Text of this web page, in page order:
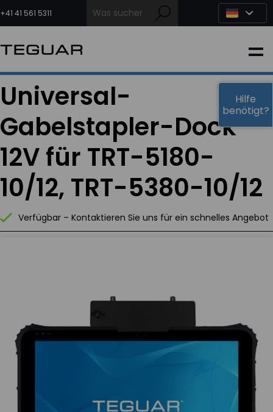
Inhalt
springen
+41 41 561 5311
INDUSTRIE
EDGE-KI
MEDIZIN
OEM LÖSUNGEN
Universal-
Gabelstapler-Dock
12V für TRT-5180-
10/12, TRT-5380-10/12
Verfügbar – Kontaktieren Sie uns für ein schnelles Angebot
Hilfe
benötigt?